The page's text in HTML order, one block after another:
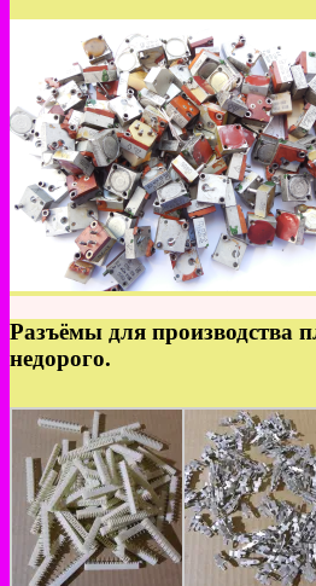
Разъёмы для производства
недорого.